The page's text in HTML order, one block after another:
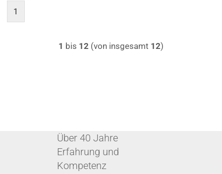
1
1 bis 12 (von insgesamt 12)
Über 40 Jahre
Erfahrung und
Kompetenz